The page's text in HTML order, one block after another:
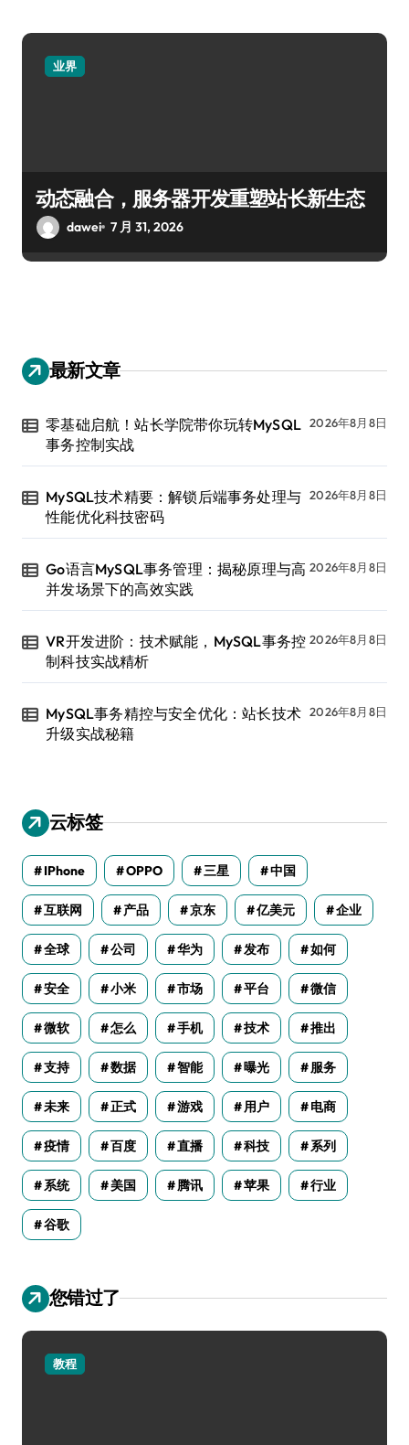
业界
动态融合，服务器开发重塑站长新生态
dawei 7 月 31, 2026
最新文章
零基础启航！站长学院带你玩转MySQL
事务控制实战
2026年8月8日
MySQL技术精要：解锁后端事务处理与
性能优化科技密码
2026年8月8日
Go语言MySQL事务管理：揭秘原理与高
并发场景下的高效实践
2026年8月8日
VR开发进阶：技术赋能，MySQL事务控
制科技实战精析
2026年8月8日
MySQL事务精控与安全优化：站长技术
升级实战秘籍
2026年8月8日
云标签
IPhone OPPO 三星 中国
互联网 产品 京东 亿美元 企业
全球 公司 华为 发布 如何
安全 小米 市场 平台 微信
微软 怎么 手机 技术 推出
支持 数据 智能 曝光 服务
未来 正式 游戏 用户 电商
疫情 百度 直播 科技 系列
系统 美国 腾讯 苹果 行业
谷歌
您错过了
教程